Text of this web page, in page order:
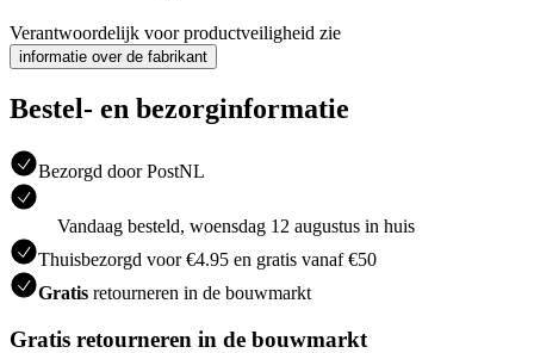
Verantwoordelijk voor productveiligheid zie
informatie over de fabrikant
Bestel- en bezorginformatie
Bezorgd door PostNL
Vandaag besteld, woensdag 12 augustus in huis
Thuisbezorgd voor €4.95 en gratis vanaf €50
Gratis retourneren in de bouwmarkt
Gratis retourneren in de bouwmarkt